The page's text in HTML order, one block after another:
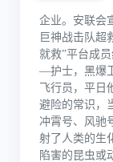
企业。安联会
巨神战击队超
就救”平台成
—护士，黑爆
飞行员，平
避险的常识，
冲霄号、风驰
射了人类的生
陷害的昆虫或